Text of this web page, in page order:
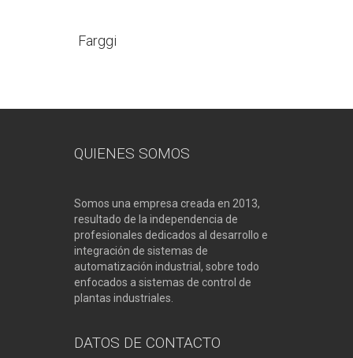
Farggi
QUIENES SOMOS
Somos una empresa creada en 2013,
resultado de la independencia de
profesionales dedicados al desarrollo e
integración de sistemas de
automatización industrial, sobre todo
enfocados a sistemas de control de
plantas industriales.
DATOS DE CONTACTO